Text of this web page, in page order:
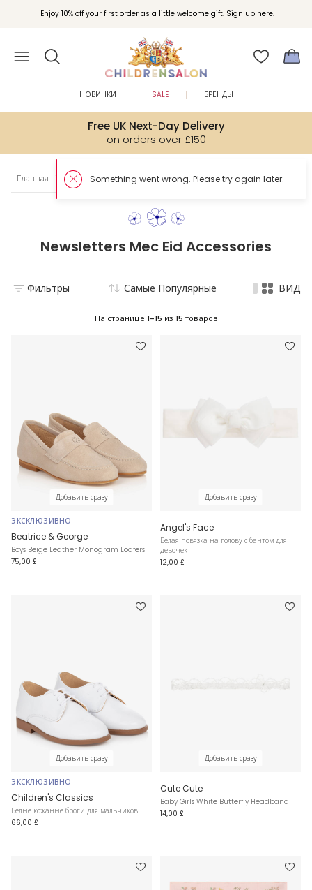
Enjoy 10% off your first order as a little welcome gift. Sign up here.
Free UK Next-Day Delivery
on orders over £150
НОВИНКИ SALE БРЕНДЫ
Главная Newsletters Mec Аксессуары для Ид
Newsletters Mec Eid Accessories
Фильтры Самые Популярные ВИД
На странице 1-15 из 15 товаров
Добавить сразу
ЭКСКЛЮЗИВНО
Beatrice & George
Boys Beige Leather Monogram Loafers
75,00 £
Добавить сразу
Angel's Face
Белая повязка на голову с бантом для
девочек
12,00 £
Добавить сразу
ЭКСКЛЮЗИВНО
Children's Classics
Белые кожаные броги для мальчиков
66,00 £
Добавить сразу
Cute Cute
Baby Girls White Butterfly Headband
14,00 £
Something